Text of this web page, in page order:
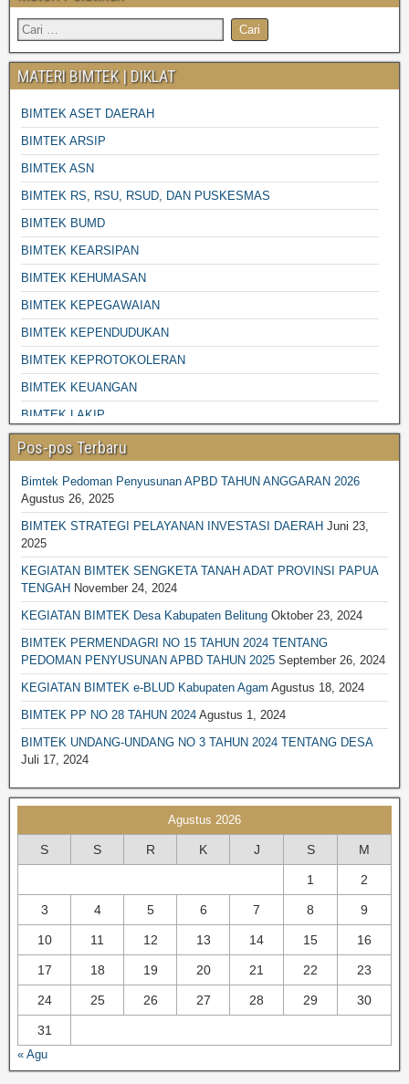
MATERI BIMTEK | DIKLAT
BIMTEK ASET DAERAH
BIMTEK ARSIP
BIMTEK ASN
BIMTEK RS, RSU, RSUD, DAN PUSKESMAS
BIMTEK BUMD
BIMTEK KEARSIPAN
BIMTEK KEHUMASAN
BIMTEK KEPEGAWAIAN
BIMTEK KEPENDUDUKAN
BIMTEK KEPROTOKOLERAN
BIMTEK KEUANGAN
BIMTEK LAKIP
BIMTEK LINGKUNGAN HIDUP
BIMTEK DESA-DESA
BIMTEK PENGELOLAAN SAMPAH
BIMTEK PENGELOLAAN KEAUANGAN
BIMTEK PERPAJAKAN
BIMTEK PERTANAHAN
BIMTEK LEGAL DRAFTING
BIMTEK RKPD
BIMTEK RPJPD RPJMD
BIMTEK SATPOL PP
BIMTEK DPRD|SET. DPRD
BIMTEK SOP
BIMTEK KEPENDUDUKAN & CATATAN SIPIL
BIMTEK TATA RUANG
Pos-pos Terbaru
Bimtek Pedoman Penyusunan APBD TAHUN ANGGARAN 2026
Agustus 26, 2025
BIMTEK STRATEGI PELAYANAN INVESTASI DAERAH Juni 23,
2025
KEGIATAN BIMTEK SENGKETA TANAH ADAT PROVINSI PAPUA
TENGAH November 24, 2024
KEGIATAN BIMTEK Desa Kabupaten Belitung Oktober 23, 2024
BIMTEK PERMENDAGRI NO 15 TAHUN 2024 TENTANG
PEDOMAN PENYUSUNAN APBD TAHUN 2025 September 26, 2024
KEGIATAN BIMTEK e-BLUD Kabupaten Agam Agustus 18, 2024
BIMTEK PP NO 28 TAHUN 2024 Agustus 1, 2024
BIMTEK UNDANG-UNDANG NO 3 TAHUN 2024 TENTANG DESA
Juli 17, 2024
Agustus 2026
S S R K J S M
1 2
3 4 5 6 7 8 9
10 11 12 13 14 15 16
17 18 19 20 21 22 23
24 25 26 27 28 29 30
31
« Agu